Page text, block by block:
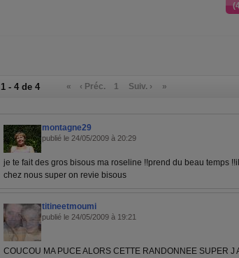
1 - 4 de 4 « ‹ Préc. 1 Suiv. › »
montagne29
publié le 24/05/2009 à 20:29
je te fait des gros bisous ma roseline !!prend du beau temps
chez nous super on revie bisous
titineetmoumi
publié le 24/05/2009 à 19:21
COUCOU MA PUCE ALORS CETTE RANDONNEE SUPER J